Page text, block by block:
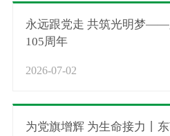
永远跟党走 共筑光明梦——庆祝中国共产党成立
105周年
2026-07-02
为党旗增辉 为生命接力丨